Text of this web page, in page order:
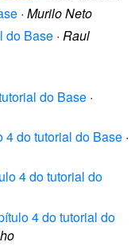
· Murilo Neto
do Base · Raul
do Base ·
4 do tutorial do Base ·
4 do tutorial do
4 do tutorial do